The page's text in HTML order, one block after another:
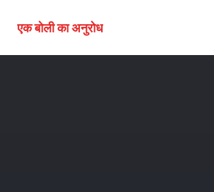
एक बोली का अनुरोध